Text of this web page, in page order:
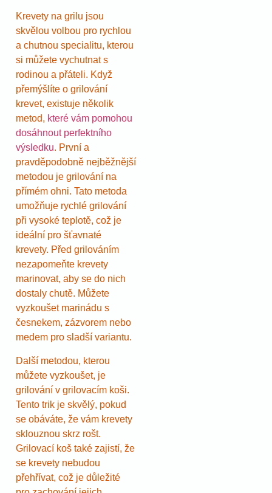
Krevety na grilu jsou
skvělou volbou pro rychlou
a chutnou specialitu, kterou
si můžete vychutnat s
rodinou a přáteli. Když
přemýšlíte o grilování
krevet, existuje několik
metod, které vám pomohou
dosáhnout perfektního
výsledku. První a
pravděpodobně nejběžnější
metodou je grilování na
přímém ohni. Tato metoda
umožňuje rychlé grilování
při vysoké teplotě, což je
ideální pro šťavnaté
krevety. Před grilováním
nezapomeňte krevety
marinovat, aby se do nich
dostaly chutě. Můžete
vyzkoušet marinádu s
česnekem, zázvorem nebo
medem pro sladší variantu.
Další metodou, kterou
můžete vyzkoušet, je
grilování v grilovacím koši.
Tento trik je skvělý, pokud
se obáváte, že vám krevety
sklouznou skrz rošt.
Grilovací koš také zajistí, že
se krevety nebudou
přehřívat, což je důležité